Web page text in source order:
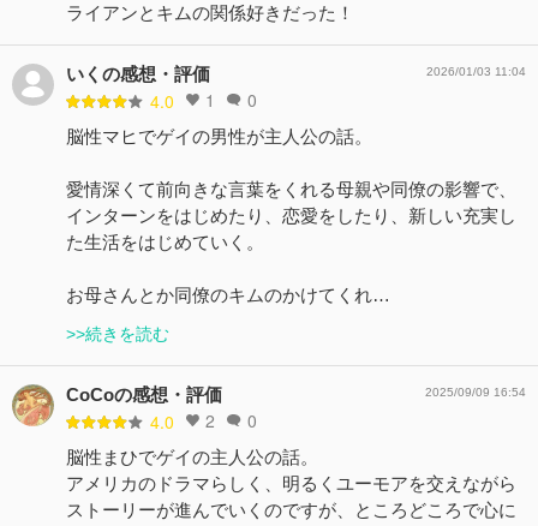
ライアンとキムの関係好きだった！
いくの感想・評価
4.0 1 0
2026/01/03 11:04
脳性マヒでゲイの男性が主人公の話。
愛情深くて前向きな言葉をくれる母親や同僚の影響で、
インターンをはじめたり、恋愛をしたり、新しい充実し
た生活をはじめていく。
お母さんとか同僚のキムのかけてくれ…
>>続きを読む
CoCoの感想・評価
4.0 2 0
2025/09/09 16:54
脳性まひでゲイの主人公の話。
アメリカのドラマらしく、明るくユーモアを交えながら
ストーリーが進んでいくのですが、ところどころで心に